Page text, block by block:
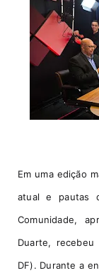
Em uma edição
atual e pautas
Comunidade,
Duarte, recebeu
DF). Durante a